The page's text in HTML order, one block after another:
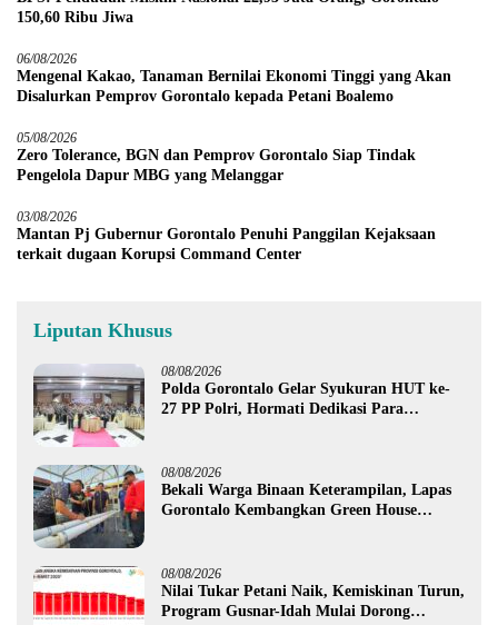
150,60 Ribu Jiwa
06/08/2026
Mengenal Kakao, Tanaman Bernilai Ekonomi Tinggi yang Akan
Disalurkan Pemprov Gorontalo kepada Petani Boalemo
05/08/2026
Zero Tolerance, BGN dan Pemprov Gorontalo Siap Tindak
Pengelola Dapur MBG yang Melanggar
03/08/2026
Mantan Pj Gubernur Gorontalo Penuhi Panggilan Kejaksaan
terkait dugaan Korupsi Command Center
Liputan Khusus
08/08/2026
Polda Gorontalo Gelar Syukuran HUT ke-
27 PP Polri, Hormati Dedikasi Para
08/08/2026
Bekali Warga Binaan Keterampilan, Lapas
Gorontalo Kembangkan Green House
08/08/2026
Nilai Tukar Petani Naik, Kemiskinan Turun,
Program Gusnar-Idah Mulai Dorong